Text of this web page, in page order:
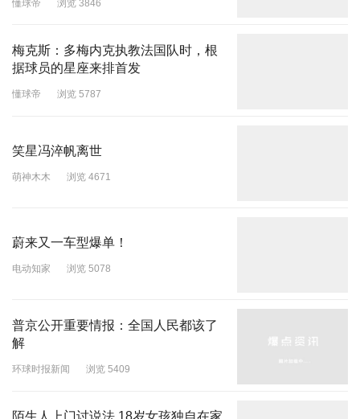
懂球帝 浏览 3846
梅克斯：多梅内克执教法国队时，根
据球员的星座来排首发
懂球帝 浏览 5787
笑星冯淬帆离世
萌神木木 浏览 4671
蔚来又一车型爆单！
电动知家 浏览 5078
普京公开重要情报：全国人民都该了
解
环球时报新闻 浏览 5409